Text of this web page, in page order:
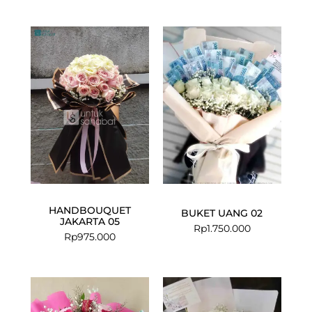
HANDBOUQUET
JAKARTA 05
Rp975.000
BUKET UANG 02
Rp1.750.000
price